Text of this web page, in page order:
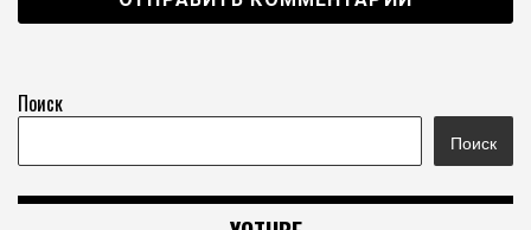
Поиск
Поиск